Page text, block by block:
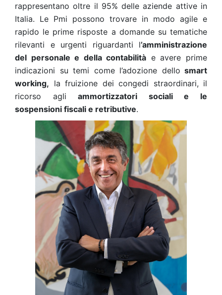
rappresentano oltre il 95% delle aziende attive in
Italia. Le Pmi possono trovare in modo agile e
rapido le prime risposte a domande su tematiche
rilevanti e urgenti riguardanti l’amministrazione
del personale e della contabilità e avere prime
indicazioni su temi come l’adozione dello smart
working, la fruizione dei congedi straordinari, il
ricorso agliammortizzatori sociali e le
sospensioni fiscali e retributive.